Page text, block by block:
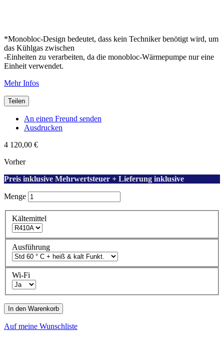
*Monobloc-Design bedeutet, dass kein Techniker benötigt wird, um
das Kühlgas zwischen
-Einheiten zu verarbeiten, da die monobloc-Wärmepumpe nur eine
Einheit verwendet.
Mehr Infos
Teilen
An einen Freund senden
Ausdrucken
4 120,00 €
Vorher
Preis inklusive Mehrwertsteuer + Lieferung inklusive
Menge
Kältemittel
Ausführung
Wi-Fi
In den Warenkorb
Auf meine Wunschliste